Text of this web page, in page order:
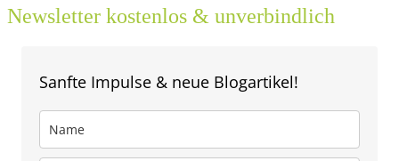
Newsletter kostenlos & unverbindlich
Sanfte Impulse & neue Blogartikel!